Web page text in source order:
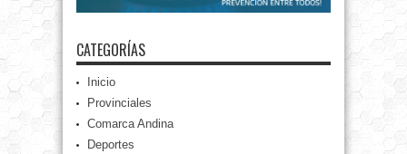
CATEGORÍAS
Inicio
Provinciales
Comarca Andina
Deportes